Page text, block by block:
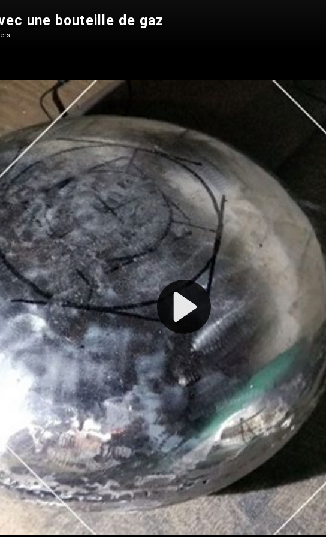
Play
Video
une bouteille de gaz